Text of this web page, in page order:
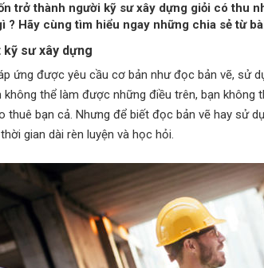
trở thành người kỹ sư xây dựng giỏi có thu
? Hãy cùng tìm hiểu ngay những chia sẻ từ
kỹ sư xây dựng
ứng được yêu cầu cơ bản như đọc bản vẽ, sử
không thể làm được những điều trên, bạn
bạn cả. Nhưng để biết đọc bản vẽ hay sử
gian dài rèn luyện và học hỏi.